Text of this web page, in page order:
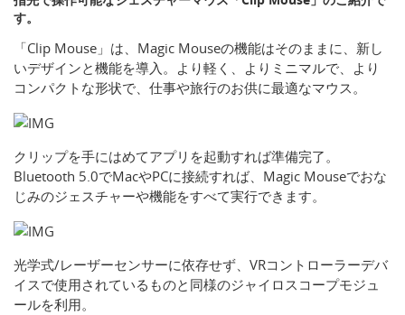
す。
「Clip Mouse」は、Magic Mouseの機能はそのままに、新し
いデザインと機能を導入。より軽く、よりミニマルで、より
コンパクトな形状で、仕事や旅行のお供に最適なマウス。
クリップを手にはめてアプリを起動すれば準備完了。
Bluetooth 5.0でMacやPCに接続すれば、Magic Mouseでおな
じみのジェスチャーや機能をすべて実行できます。
光学式/レーザーセンサーに依存せず、VRコントローラーデバ
イスで使用されているものと同様のジャイロスコープモジュ
ールを利用。